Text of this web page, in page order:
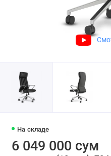
На складе
6 049 000 сум